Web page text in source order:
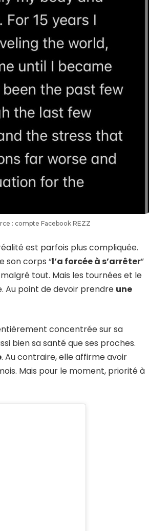
: compte Facebook REZZ
est parfois plus compliquée.
son corps “l’a forcée à s’arrêter”
tout. Mais les tournées et le
Au point de devoir prendre une
concentrée sur sa
bien sa santé que ses proches.
. Au contraire, elle affirme avoir
Mais pour le moment, priorité à